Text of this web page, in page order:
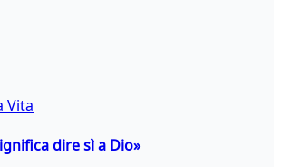
Vita
dire sì a Dio»